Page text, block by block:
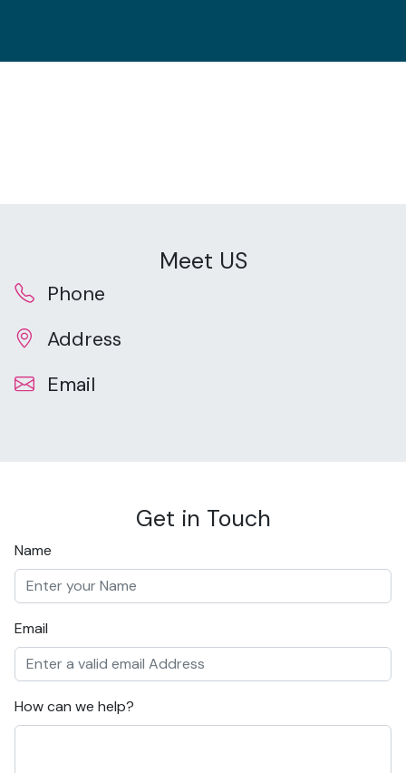
Meet US
Phone
Address
Email
Get in Touch
Name
Email
How can we help?